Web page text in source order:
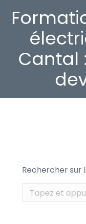
Cantal
Rechercher sur
Recherche
: